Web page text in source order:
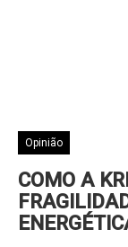
Opinião
COMO A